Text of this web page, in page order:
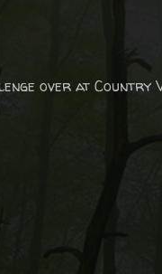
over at Country